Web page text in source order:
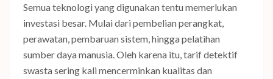
Semua teknologi yang digunakan tentu memerlukan
investasi besar. Mulai dari pembelian perangkat,
perawatan, pembaruan sistem, hingga pelatihan
sumber daya manusia. Oleh karena itu, tarif detektif
swasta sering kali mencerminkan kualitas dan